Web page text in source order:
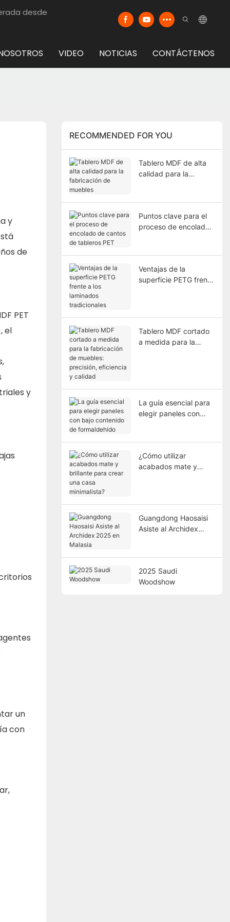
desde
VIDEO NOTICIAS CONTÁCTENOS
y
de
PET
el
y
un
con
RECOMMENDED FOR YOU
Tablero MDF de alta
calidad para la
Puntos clave para el
proceso de encolado
Ventajas de la
superficie PETG frente
Tablero MDF cortado
a medida para la
La guía esencial para
elegir paneles con
¿Cómo utilizar
acabados mate y
Guangdong Haosaisi
Asiste al Archidex
2025 Saudi
Woodshow